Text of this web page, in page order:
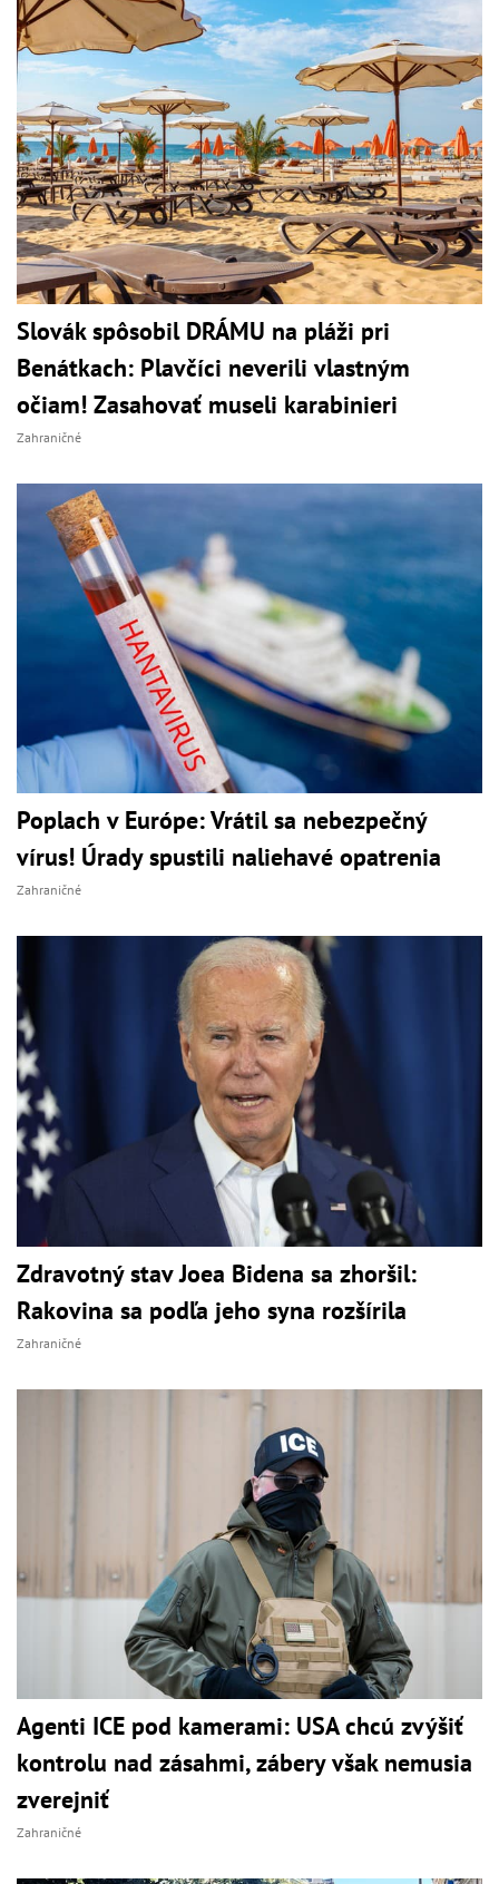
Slovák spôsobil DRÁMU na pláži pri
Benátkach: Plavčíci neverili vlastným
očiam! Zasahovať museli karabinieri
Zahraničné
Poplach v Európe: Vrátil sa nebezpečný
vírus! Úrady spustili naliehavé opatrenia
Zahraničné
Zdravotný stav Joea Bidena sa zhoršil:
Rakovina sa podľa jeho syna rozšírila
Zahraničné
Agenti ICE pod kamerami: USA chcú zvýšiť
kontrolu nad zásahmi, zábery však nemusia
zverejniť
Zahraničné